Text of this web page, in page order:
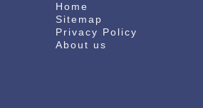
Home
Sitemap
Privacy Policy
About us